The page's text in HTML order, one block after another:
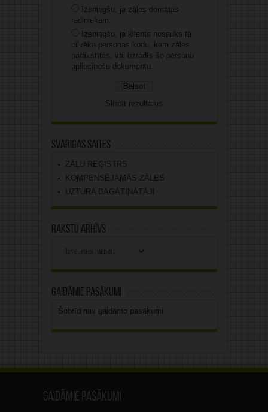
Izsniegšu, ja zāles domātas
radiniekam.
Izsniegšu, ja klients nosauks tā
cilvēka personas kodu, kam zāles
parakstītas, vai uzrādīs šo personu
apliecinošu dokumentu.
Skatīt rezultātus
Svarīgas saites
ZĀĻU REĢISTRS
KOMPENSĒJAMĀS ZĀLES
UZTURA BAGĀTINĀTĀJI
Rakstu arhīvs
Gaidāmie pasākumi
Šobrīd nav gaidāmo pasākumi.
Gaidāmie pasākumi